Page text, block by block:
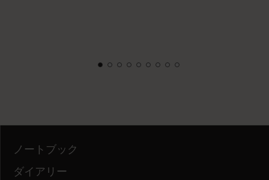
ノートブック
ダイアリー